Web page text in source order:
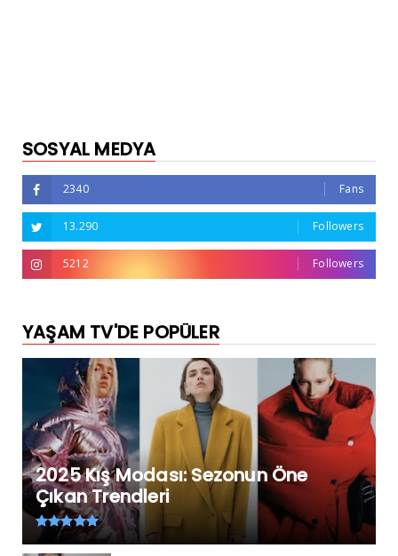
SOSYAL MEDYA
2340 Fans
13.290 Followers
5212 Followers
YAŞAM TV'DE POPÜLER
2025 Kış Modası: Sezonun Öne
Çıkan Trendleri